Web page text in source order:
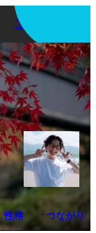
アプリを使う
性格 つながり